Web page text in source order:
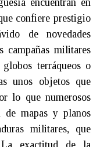
encuentran en
confiere prestigio
de novedades
campañas militares
terráqueos o
unos objetos que
lo que numerosos
de mapas y planos
militares, que